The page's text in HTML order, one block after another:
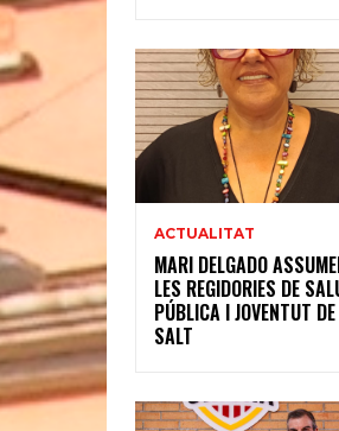
ACTUALITAT
MARI DELGADO
LES REGIDORIES DE
PÚBLICA I JOVENTUT DE
SALT